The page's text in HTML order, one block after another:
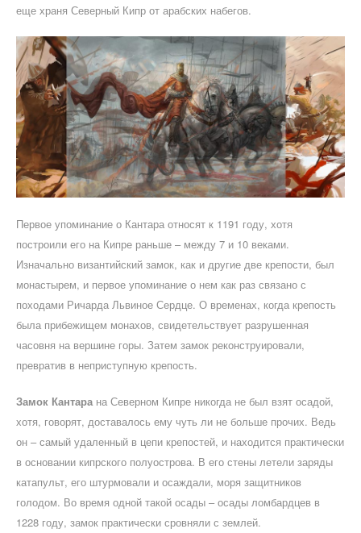
еще храня Северный Кипр от арабских набегов.
Первое упоминание о Кантара относят к 1191 году, хотя
построили его на Кипре раньше – между 7 и 10 веками.
Изначально византийский замок, как и другие две крепости, был
монастырем, и первое упоминание о нем как раз связано с
походами Ричарда Львиное Сердце. О временах, когда крепость
была прибежищем монахов, свидетельствует разрушенная
часовня на вершине горы. Затем замок реконструировали,
превратив в неприступную крепость.
Замок Кантара на Северном Кипре никогда не был взят осадой,
хотя, говорят, доставалось ему чуть ли не больше прочих. Ведь
он – самый удаленный в цепи крепостей, и находится практически
в основании кипрского полуострова. В его стены летели заряды
катапульт, его штурмовали и осаждали, моря защитников
голодом. Во время одной такой осады – осады ломбардцев в
1228 году, замок практически сровняли с землей.